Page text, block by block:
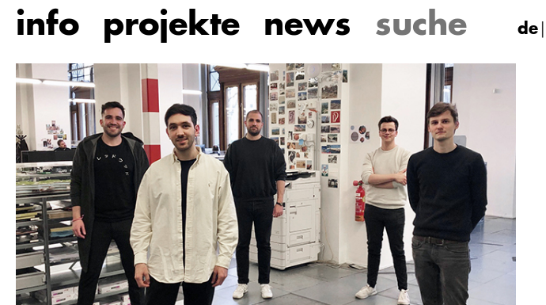
Zum
Hauptinhalt
info projekte news de